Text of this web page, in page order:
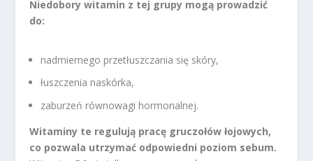
Niedobory witamin z tej grupy mogą prowadzić
do:
nadmiernego przetłuszczania się skóry,
łuszczenia naskórka,
zaburzeń równowagi hormonalnej.
Witaminy te regulują pracę gruczołów łojowych,
co pozwala utrzymać odpowiedni poziom sebum.